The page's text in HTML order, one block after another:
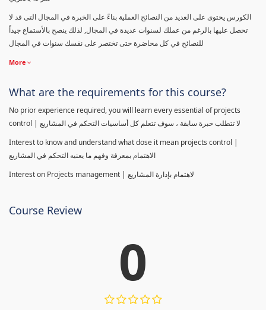
الكورس يحتوى على العديد من النصائح العملية بناءً على الخبرة في المجال التى قد لا
تحصل عليها بالرغم من عملك لسنوات عديدة في المجال, لذلك ينصح بالأستماع جيداً
للنصائح في كل محاضرة حتى تختصر على نفسك سنوات في المجال
More
What are the requirements for this course?
No prior experience required, you will learn every essential of projects
control | لا تتطلب خبرة سابقة ، سوف تتعلم كل أساسيات التحكم في المشاريع
Interest to know and understand what dose it mean projects control |
الاهتمام بمعرفة وفهم ما يعنيه التحكم في المشاريع
Interest on Projects management | لاهتمام بإدارة المشاريع
Course Review
0